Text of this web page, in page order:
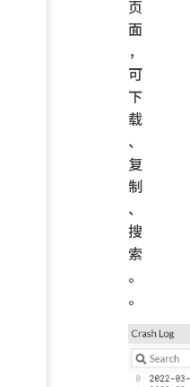
页
面
，
可
下
载
、
复
制
、
搜
索
。
。